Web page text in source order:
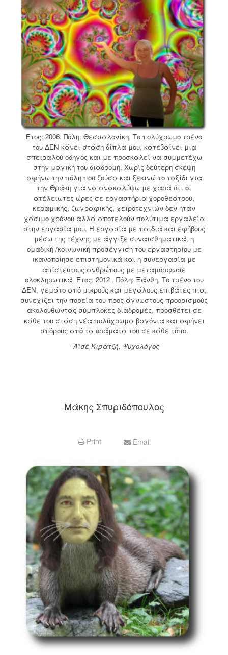
Έτος: 2006. Πόλη: Θεσσαλονίκη. Το πολύχρωμο τρένο
του ΔΕΝ κάνει στάση δίπλα μου, κατεβαίνει μια
σπειραλού οδηγός και με προσκαλεί να συμμετέχω
στην μαγική του διαδρομή. Χωρίς δεύτερη σκέψη
αφήνω την πόλη που ζούσα και ξεκινώ το ταξίδι για
την Θράκη για να ανακαλύψω με χαρά ότι οι
ατέλειωτες ώρες σε εργαστήρια χοροθεάτρου,
κεραμικής, ζωγραφικής, χειροτεχνιών δεν ήταν
χάσιμο χρόνου αλλά αποτελούν πολύτιμα εργαλεία
στην εργασία μου. Η εργασία με παιδιά και εφήβους
μέσω της τέχνης με άγγιξε συναισθηματικά, η
ομαδική /κοινωνική προσέγγιση του εργαστηρίου με
ικανοποίησε επιστημονικά και η συνεργασία με
απίστευτους ανθρώπους με μεταμόρφωσε
ολοκληρωτικά. Έτος: 2012 . Πόλη: Ξάνθη. Το τρένο του
ΔΕΝ, γεμάτο από μικρούς και μεγάλους επιβάτες πια,
συνεχίζει την πορεία του προς άγνωστους προορισμούς
ακολουθώντας σύμπλοκες διαδρομές, προσθέτει σε
κάθε του στάση νέα πολύχρωμα βαγόνια και αφήνει
σπόρους από τα οράματα του σε κάθε τόπο.
- Αϊσέ Κιρατζή, Ψυχολόγος
Μάκης Σπυριδόπουλος
Print Email